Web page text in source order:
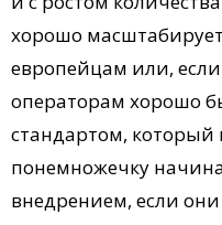
хорошо
европейцам или,
операторам хорошо
стандартом,
понемножечку
внедрением, если они